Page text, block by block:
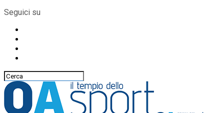
Seguici su